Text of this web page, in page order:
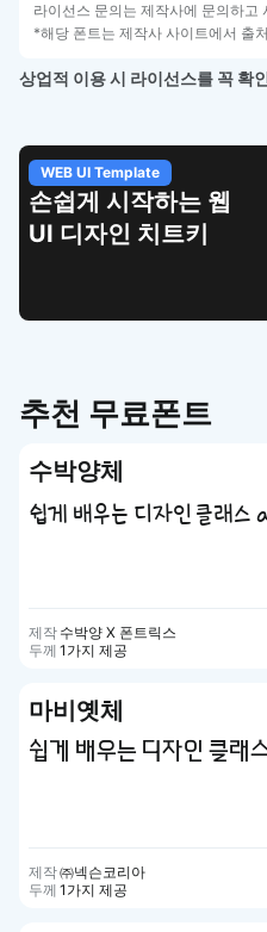
라이선스 문의는 제작사에 문의하고
*해당 폰트는 제작사 사이트에서 출
상업적 이용 시 라이선스를 꼭 확
WEB UI Template
손쉽게 시작하는 웹
UI 디자인 치트키
추천 무료폰트
수박양체
쉽게 배우는 디자인 클래스
제작 수박양 X 폰트릭스
두께 1가지 제공
마비옛체
쉽게 배우는 디자인 클래
제작㈜넥슨코리아
두께 1가지 제공